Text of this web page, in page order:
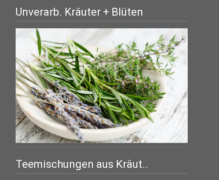
Unverarb. Kräuter + Blüten
Teemischungen aus Kräut..